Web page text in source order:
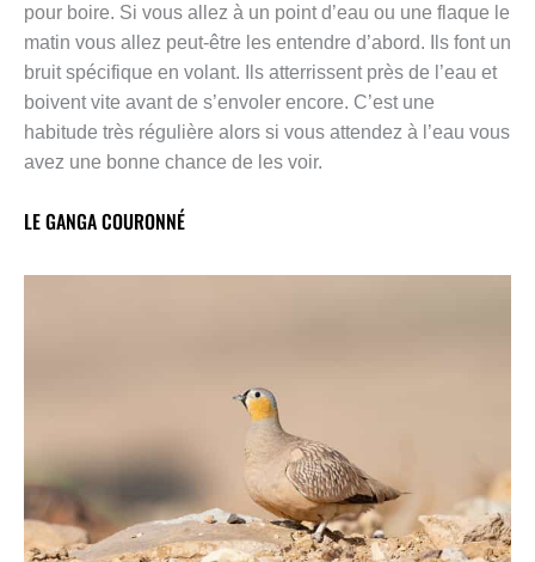
pour boire. Si vous allez à un point d’eau ou une flaque le
matin vous allez peut-être les entendre d’abord. Ils font un
bruit spécifique en volant. Ils atterrissent près de l’eau et
boivent vite avant de s’envoler encore. C’est une
habitude très régulière alors si vous attendez à l’eau vous
avez une bonne chance de les voir.
LE GANGA COURONNÉ